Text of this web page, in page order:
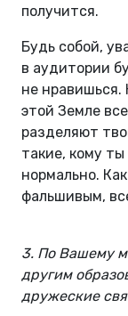
получится.
Будь собой,
в аудитории
не нравишься.
этой Земле
разделяют
такие, кому
нормально.
фальшивым,
3. По Вашему
другим
дружеские